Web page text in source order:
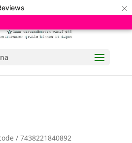
×
/ 7438221840892